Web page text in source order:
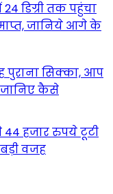
डिग्री तक पहुंचा
समाप्त, जानिये आगे के
सिक्का, आप
कैसे
44 हजार रुपये टूटी
वजह